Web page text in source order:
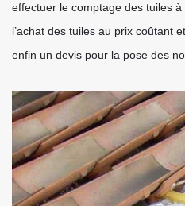
effectuer le comptage des tuiles
l’achat des tuiles au prix coûtant
enfin un devis pour la pose des